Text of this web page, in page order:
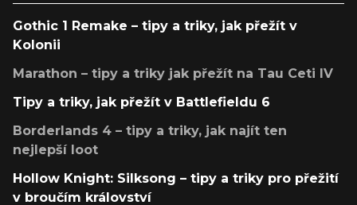
Gothic 1 Remake – tipy a triky, jak přežít v
Kolonii
Marathon – tipy a triky jak přežít na Tau Ceti IV
Tipy a triky, jak přežít v Battlefieldu 6
Borderlands 4 – tipy a triky, jak najít ten
nejlepší loot
Hollow Knight: Silksong – tipy a triky pro přežití
v broučím království